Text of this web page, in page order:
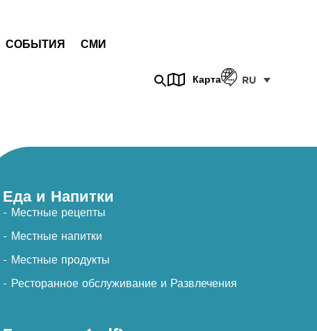
СОБЫТИЯ СМИ
Карта RU
Еда и Напитки
- Местные рецепты
- Местные напитки
- Местные продукты
- Ресторанное обслуживание и Развлечения